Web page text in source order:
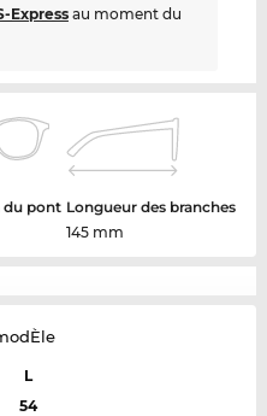
Expressau moment du
du pont Longueur des branches
145 mm
L
54